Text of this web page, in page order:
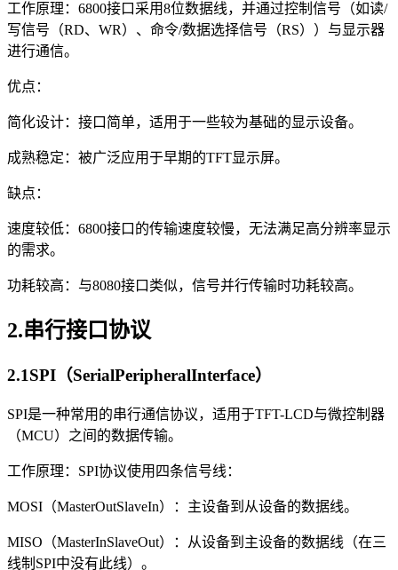
工作原理：6800接口采用8位数据线，并通过控制信号（如读/
写信号（RD、WR）、命令/数据选择信号（RS））与显示器
进行通信。
优点：
简化设计：接口简单，适用于一些较为基础的显示设备。
成熟稳定：被广泛应用于早期的TFT显示屏。
缺点：
速度较低：6800接口的传输速度较慢，无法满足高分辨率显示
的需求。
功耗较高：与8080接口类似，信号并行传输时功耗较高。
2.串行接口协议
2.1SPI（SerialPeripheralInterface）
SPI是一种常用的串行通信协议，适用于TFT-LCD与微控制器
（MCU）之间的数据传输。
工作原理：SPI协议使用四条信号线：
MOSI（MasterOutSlaveIn）：主设备到从设备的数据线。
MISO（MasterInSlaveOut）：从设备到主设备的数据线（在三
线制SPI中没有此线）。